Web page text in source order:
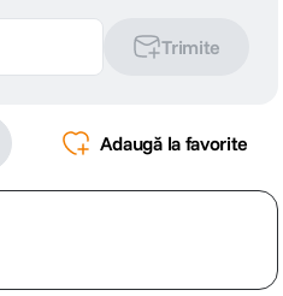
Trimite
Adaugă la favorite